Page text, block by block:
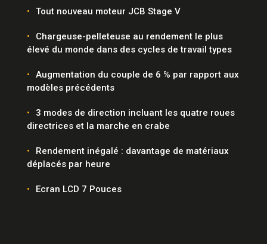
Tout nouveau moteur JCB Stage V
Chargeuse-pelleteuse au rendement le plus
élevé du monde dans des cycles de travail types
Augmentation du couple de 6 % par rapport aux
modèles précédents
3 modes de direction incluant les quatre roues
directrices et la marche en crabe
Rendement inégalé : davantage de matériaux
déplacés par heure
Ecran LCD 7 Pouces